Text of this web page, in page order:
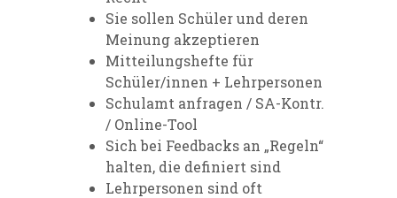
Sie sollen Schüler und deren
Meinung akzeptieren
Mitteilungshefte für
Schüler/innen + Lehrpersonen
Schulamt anfragen / SA-Kontr.
/ Online-Tool
Sich bei Feedbacks an „Regeln“
halten, die definiert sind
Lehrpersonen sind oft